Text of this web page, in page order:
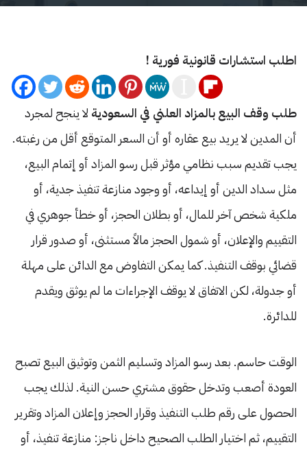
اطلب استشارات قانونية فورية !
طلب وقف البيع بالمزاد العلني في السعودية لا ينجح لمجرد
أن المدين لا يريد بيع عقاره أو أن السعر المتوقع أقل من رغبته.
يجب تقديم سبب نظامي مؤثر قبل رسو المزاد أو إتمام البيع،
مثل سداد الدين أو إيداعه، أو وجود منازعة تنفيذ جدية، أو
ملكية شخص آخر للمال، أو بطلان الحجز، أو خطأ جوهري في
التقييم والإعلان، أو شمول الحجز مالاً مستثنى، أو صدور قرار
قضائي بوقف التنفيذ. كما يمكن التفاوض مع الدائن على مهلة
أو جدولة، لكن الاتفاق لا يوقف الإجراءات ما لم يوثق ويقدم
للدائرة.
الوقت حاسم. بعد رسو المزاد وتسليم الثمن وتوثيق البيع تصبح
العودة أصعب وتدخل حقوق مشتري حسن النية. لذلك يجب
الحصول على رقم طلب التنفيذ وقرار الحجز وإعلان المزاد وتقرير
التقييم، ثم اختيار الطلب الصحيح داخل ناجز: منازعة تنفيذ، أو